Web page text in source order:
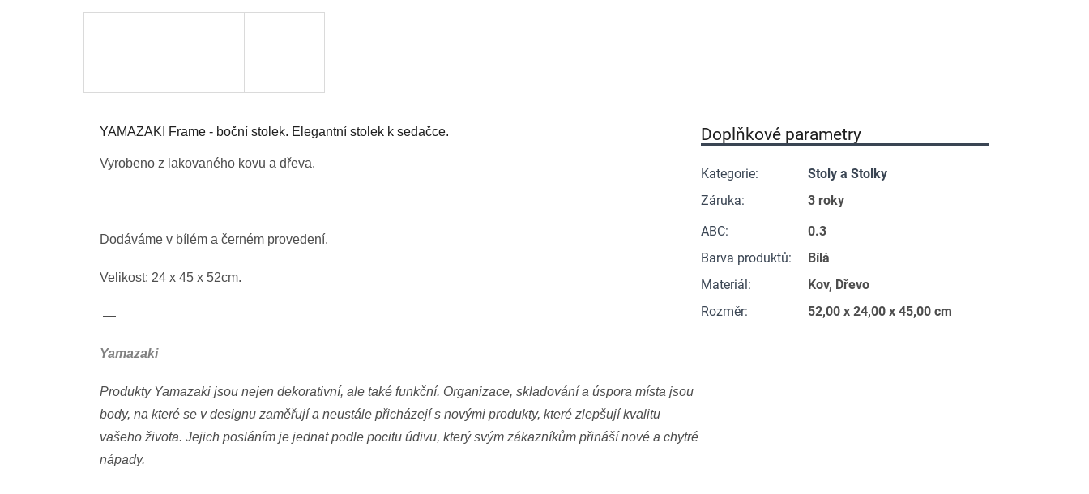
YAMAZAKI Frame - boční stolek. Elegantní stolek k sedačce.
Vyrobeno z lakovaného kovu a dřeva.
Dodáváme v bílém a černém provedení.
Velikost: 24 x 45 x 52cm.
—
Yamazaki
Produkty Yamazaki jsou nejen dekorativní, ale také funkční. Organizace, skladování a úspora místa jsou
body, na které se v designu zaměřují a neustále přicházejí s novými produkty, které zlepšují kvalitu
vašeho života. Jejich posláním je jednat podle pocitu údivu, který svým zákazníkům přináší nové a chytré
nápady.
Doplňkové parametry
Kategorie:
Stoly a Stolky
Záruka:
3 roky
ABC:
0.3
Barva produktů:
Bílá
Materiál :
Kov, Dřevo
Rozměr: 52,00 x 24,00 x 45,00 cm